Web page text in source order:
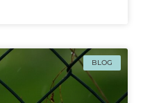
BLOG